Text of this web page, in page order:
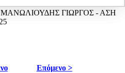
ΓΙΩΡΓΟΣ - ΑΣΗ
Επόμενο >